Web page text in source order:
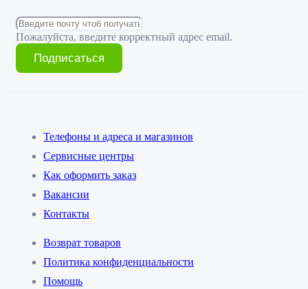
Пожалуйста, введите корректный адрес email.
Подписаться
Телефоны и адреса и магазинов
Сервисные центры
Как оформить заказ
Вакансии
Контакты
Возврат товаров
Политика конфиденциальности
Помощь